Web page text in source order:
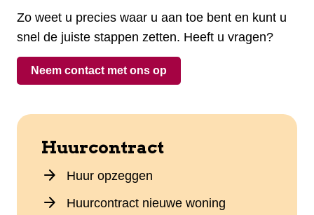
Zo weet u precies waar u aan toe bent en kunt u
snel de juiste stappen zetten. Heeft u vragen?
Neem contact met ons op
Huurcontract
arrow_forward Huur opzeggen
arrow_forward Huurcontract nieuwe woning